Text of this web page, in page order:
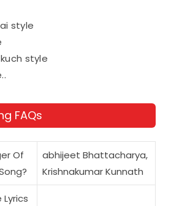
style
style
FAQs
Of
abhijeet Bhattacharya,
Krishnakumar Kunnath